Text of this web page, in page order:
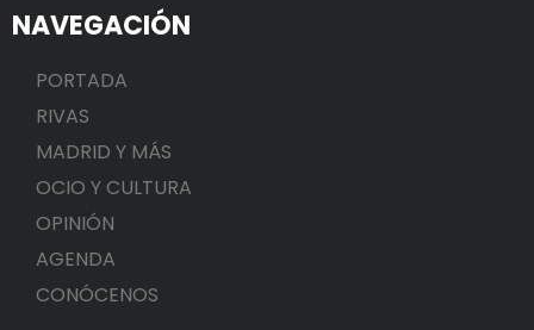
NAVEGACIÓN
PORTADA
RIVAS
MADRID Y MÁS
OCIO Y CULTURA
OPINIÓN
AGENDA
CONÓCENOS